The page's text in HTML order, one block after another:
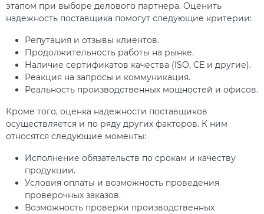
этапом при выборе делового партнера. Оценить
надежность поставщика помогут следующие критерии:
Репутация и отзывы клиентов.
Продолжительность работы на рынке.
Наличие сертификатов качества (ISO, CE и другие).
Реакция на запросы и коммуникация.
Реальность производственных мощностей и офисов.
Кроме того, оценка надежности поставщиков
осуществляется и по ряду других факторов. К ним
относятся следующие моменты:
Исполнение обязательств по срокам и качеству
продукции.
Условия оплаты и возможность проведения
проверочных заказов.
Возможность проверки производственных